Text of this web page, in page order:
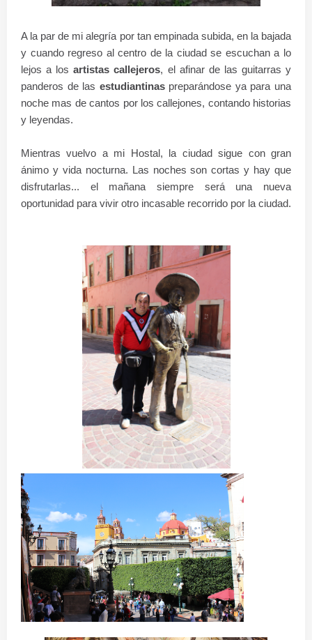
A la par de mi alegría por tan empinada subida, en la bajada
y cuando regreso al centro de la ciudad se escuchan a lo
lejos a losartistas callejeros, el afinar de las guitarras y
panderos de las estudiantinaspreparándose ya para una
noche mas de cantos por los callejones, contando historias
y leyendas.
Mientras vuelvo a mi Hostal, la ciudad sigue con gran
ánimo y vida nocturna. Las noches son cortas y hay que
disfrutarlas... el mañana siempre será una nueva
oportunidad para vivir otro incasable recorrido por la ciudad.